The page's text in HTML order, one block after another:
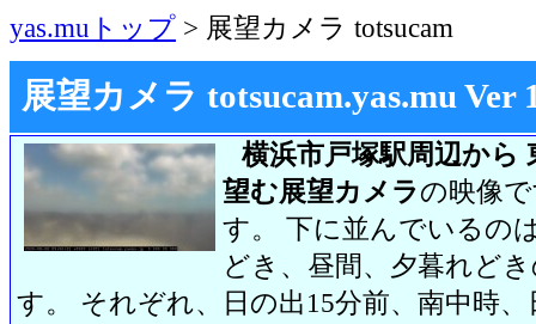
yas.muトップ > 展望カメラ totsucam
展望カメラ totsucam.yas.mu Ver
横浜市戸塚駅周辺から
望む展望カメラの映像
す。 下に並んでいるの
どき、昼間、夕暮れど
す。 それぞれ、日の出15分前、南中時